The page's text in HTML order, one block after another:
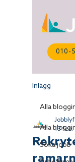
010-
Inlägg
Alla
Söka jobb
Alla
13